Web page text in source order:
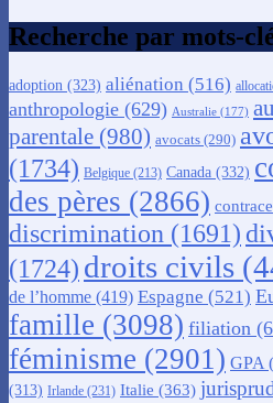
Recherche par mots-
adoption (323) aliénation (516)
anthropologie (629) Australie (177)
parentale (980) avocats (290)
(1734) Belgique (213) Canada (332)
des pères (2866)
discrimination (1691)
(1724) droits civils
de l’homme (419) Espagne (521)
famille (3098) filiation
féminisme (2901) GPA
(313) Irlande (231) Italie (363)